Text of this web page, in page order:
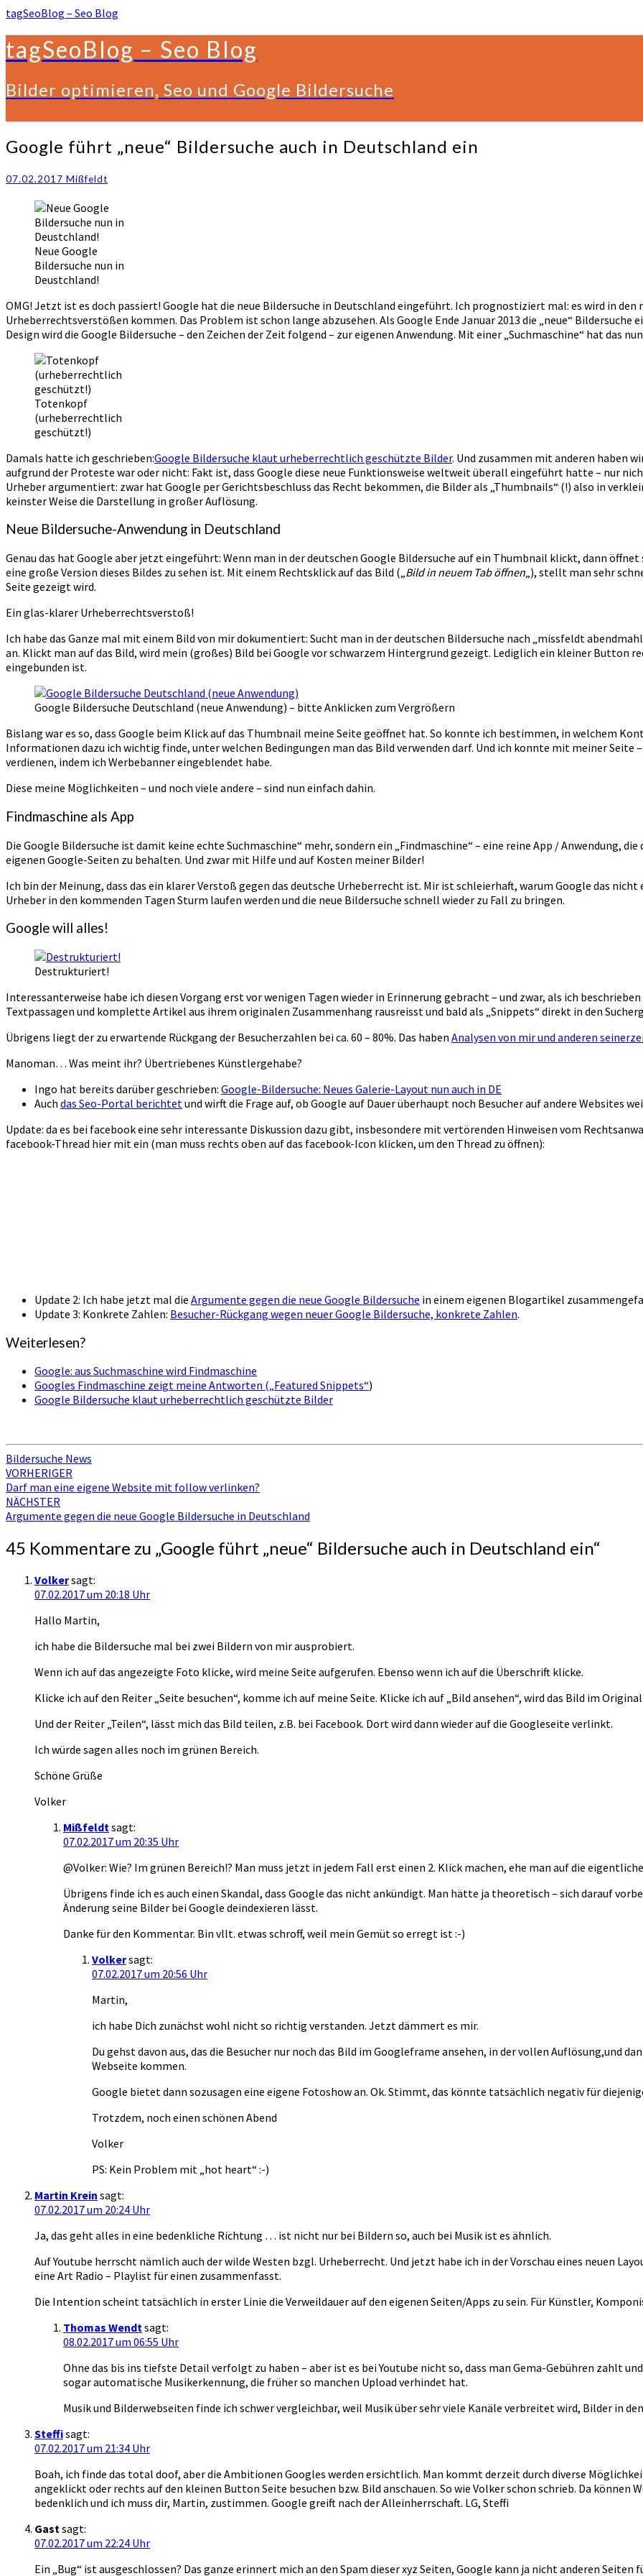
tagSeoBlog – Seo Blog
tagSeoBlog – Seo Blog
Bilder optimieren, Seo und Google Bildersuche
Google
führt
Bildersuche
Deutschland
Google führt „neue“ Bildersuche auch in Deutschland ein
07.02.2017 Mißfeldt
Neue Google
Bildersuche nun in
Deustchland!
OMG! Jetzt ist es doch passiert! Google hat die neue Bildersuche in Deutschland eingeführt. Ich prognostiziert mal: es wird in
Urheberrechtsverstößen kommen. Das Problem ist schon lange abzusehen. Als Google Ende Januar 2013 die „neue“
Design wird die Google Bildersuche – den Zeichen der Zeit folgend – zur eigenen Anwendung. Mit einer „Suchmaschine“ hat das
Totenkopf
(urheberrechtlich
geschützt!)
Damals hatte ich geschrieben:Google Bildersuche klaut urheberrechtlich geschützte Bilder. Und zusammen mit anderen haben
aufgrund der Proteste war oder nicht: Fakt ist, dass Google diese neue Funktionsweise weltweit überall eingeführt hatte – nur
Urheber argumentiert: zwar hat Google per Gerichtsbeschluss das Recht bekommen, die Bilder als „Thumbnails“ (!) also in
keinster Weise die Darstellung in großer Auflösung.
Neue Bildersuche-Anwendung in Deutschland
Genau das hat Google aber jetzt eingeführt: Wenn man in der deutschen Google Bildersuche auf ein Thumbnail klickt, dann
eine große Version dieses Bildes zu sehen ist. Mit einem Rechtsklick auf das Bild („Bildin neuem Tab öffnen„), stellt man sehr
Seite gezeigt wird.
Ein glas-klarer Urheberrechtsverstoß!
Ich habe das Ganze mal mit einem Bild von mir dokumentiert: Sucht man in der deutschen Bildersuche nach „missfeldt
an. Klickt man auf das Bild, wird mein (großes) Bild bei Google vor schwarzem Hintergrund gezeigt. Lediglich ein kleiner Button
eingebunden ist.
Google Bildersuche Deutschland (neue Anwendung) – bitte Anklicken zum Vergrößern
Bislang war es so, dass Google beim Klick auf das Thumbnail meine Seite geöffnet hat. So konnte ich bestimmen, in welchem
Informationen dazu ich wichtig finde, unter welchen Bedingungen man das Bild verwenden darf. Und ich konnte mit meiner Seite
verdienen, indem ich Werbebanner eingeblendet habe.
Diese meine Möglichkeiten – und noch viele andere – sind nun einfach dahin.
Findmaschine als App
Die Google Bildersuche ist damit keine echte Suchmaschine“ mehr, sondern ein „Findmaschine“ – eine reine App / Anwendung,
eigenen Google-Seiten zu behalten. Und zwar mit Hilfe und auf Kosten meiner Bilder!
Ich bin der Meinung, dass das ein klarer Verstoß gegen das deutsche Urheberrecht ist. Mir ist schleierhaft, warum Google das
Urheber in den kommenden Tagen Sturm laufen werden und die neue Bildersuche schnell wieder zu Fall zu bringen.
Google will alles!
Destrukturiert!
Interessanterweise habe ich diesen Vorgang erst vor wenigen Tagen wieder in Erinnerung gebracht – und zwar, als ich
Textpassagen und komplette Artikel aus ihrem originalen Zusammenhang rausreisst und bald als „Snippets“ direkt in den
Übrigens liegt der zu erwartende Rückgang der Besucherzahlen bei ca. 60 – 80%. Das haben Analysen von mir und anderen
Manoman… Was meint ihr? Übertriebenes Künstlergehabe?
Ingo hat bereits darüber geschrieben: Google-Bildersuche: Neues Galerie-Layout nun auch in DE
Auch das Seo-Portal berichtetund wirft die Frage auf, ob Google auf Dauer überhaupt noch Besucher auf andere Websites
Update: da es bei facebook eine sehr interessante Diskussion dazu gibt, insbesondere mit vertörenden Hinweisen vom
facebook-Thread hier mit ein (man muss rechts oben auf das facebook-Icon klicken, um den Thread zu öffnen):
Update 2: Ich habe jetzt mal die Argumente gegen die neue Google Bildersuche in einem eigenen Blogartikel
Update 3: Konkrete Zahlen: Besucher-Rückgang wegen neuer Google Bildersuche, konkrete Zahlen.
Weiterlesen?
Google: aus Suchmaschine wird Findmaschine
Googles Findmaschine zeigt meine Antworten („Featured Snippets“)
Google Bildersuche klaut urheberrechtlich geschützte Bilder
Bildersuche News
Beitragsnavigation
VORHERIGER
Darf man eine eigene Website mit follow verlinken?
NÄCHSTER
Argumente gegen die neue Google Bildersuche in Deutschland
45 Kommentare zu „Google führt „neue“ Bildersuche auch in Deutschland ein“
Volkersagt:
07.02.2017 um 20:18 Uhr
Hallo Martin,
ich habe die Bildersuche mal bei zwei Bildern von mir ausprobiert.
Wenn ich auf das angezeigte Foto klicke, wird meine Seite aufgerufen. Ebenso wenn ich auf die Überschrift klicke.
Klicke ich auf den Reiter „Seite besuchen“, komme ich auf meine Seite. Klicke ich auf „Bild ansehen“, wird das Bild im
Und der Reiter „Teilen“, lässt mich das Bild teilen, z.B. bei Facebook. Dort wird dann wieder auf die Googleseite verlinkt.
Ich würde sagen alles noch im grünen Bereich.
Schöne Grüße
Volker
Mißfeldtsagt:
07.02.2017 um 20:35 Uhr
@Volker: Wie? Im grünen Bereich!? Man muss jetzt in jedem Fall erst einen 2. Klick machen, ehe man auf die
Übrigens finde ich es auch einen Skandal, dass Google das nicht ankündigt. Man hätte ja theoretisch – sich darauf
Änderung seine Bilder bei Google deindexieren lässt.
Danke für den Kommentar. Bin vllt. etwas schroff, weil mein Gemüt so erregt ist :-)
Volkersagt:
07.02.2017 um 20:56 Uhr
Martin,
ich habe Dich zunächst wohl nicht so richtig verstanden. Jetzt dämmert es mir.
Du gehst davon aus, das die Besucher nur noch das Bild im Googleframe ansehen, in der vollen Auflösung,und
Webseite kommen.
Google bietet dann sozusagen eine eigene Fotoshow an. Ok. Stimmt, das könnte tatsächlich negativ für
Trotzdem, noch einen schönen Abend
Volker
PS: Kein Problem mit „hot heart“ :-)
Martin Krein sagt:
07.02.2017 um 20:24 Uhr
Ja, das geht alles in eine bedenkliche Richtung … ist nicht nur bei Bildern so, auch bei Musik ist es ähnlich.
Auf Youtube herrscht nämlich auch der wilde Westen bzgl. Urheberrecht. Und jetzt habe ich in der Vorschau eines neuen
eine Art Radio – Playlist für einen zusammenfasst.
Die Intention scheint tatsächlich in erster Linie die Verweildauer auf den eigenen Seiten/Apps zu sein. Für Künstler,
Thomas Wendtsagt:
08.02.2017 um 06:55 Uhr
Ohne das bis ins tiefste Detail verfolgt zu haben – aber ist es bei Youtube nicht so, dass man Gema-Gebühren zahlt
sogar automatische Musikerkennung, die früher so manchen Upload verhindet hat.
Musik und Bilderwebseiten finde ich schwer vergleichbar, weil Musik über sehr viele Kanäle verbreitet wird, Bilder in
Steffisagt:
07.02.2017 um 21:34 Uhr
Boah, ich finde das total doof, aber die Ambitionen Googles werden ersichtlich. Man kommt derzeit durch diverse
angeklickt oder rechts auf den kleinen Button Seite besuchen bzw. Bild anschauen. So wie Volker schon schrieb. Da
bedenklich und ich muss dir, Martin, zustimmen. Google greift nach der Alleinherrschaft. LG, Steffi
Gastsagt:
07.02.2017 um 22:24 Uhr
Ein „Bug“ ist ausgeschlossen? Das ganze erinnert mich an den Spam dieser xyz Seiten, Google kann ja nicht anderen